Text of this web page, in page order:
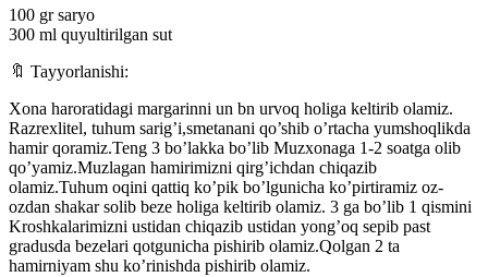
100 gr saryo
300 ml quyultirilgan sut
🔖 Tayyorlanishi:
Xona haroratidagi margarinni un bn urvoq holiga keltirib olamiz.
Razrexlitel, tuhum sarig’i,smetanani qo’shib o’rtacha yumshoqlikda
hamir qoramiz.Teng 3 bo’lakka bo’lib Muzxonaga 1-2 soatga olib
qo’yamiz.Muzlagan hamirimizni qirg’ichdan chiqazib
olamiz.Tuhum oqini qattiq ko’pik bo’lgunicha ko’pirtiramiz oz-
ozdan shakar solib beze holiga keltirib olamiz. 3 ga bo’lib 1 qismini
Kroshkalarimizni ustidan chiqazib ustidan yong’oq sepib past
gradusda bezelari qotgunicha pishirib olamiz.Qolgan 2 ta
hamirniyam shu ko’rinishda pishirib olamiz.